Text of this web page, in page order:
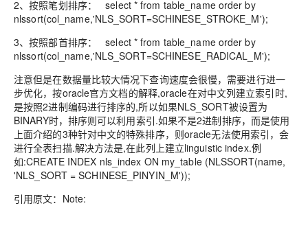
2、按照笔划排序： select * from table_name order by
nlssort(col_name,'NLS_SORT=SCHINESE_STROKE_M');
3、按照部首排序： select * from table_name order by
nlssort(col_name,'NLS_SORT=SCHINESE_RADICAL_M');
注意但是在数据量比较大情况下查询速度会很慢，需要进行进一
步优化，按oracle官方文档的解释,oracle在对中文列建立索引时,
是按照2进制编码进行排序的,所以如果NLS_SORT被设置为
BINARY时，排序则可以利用索引.如果不是2进制排序，而是使用
上面介绍的3种针对中文的特殊排序，则oracle无法使用索引，会
进行全表扫描.解决方法是,在此列上建立linguistic index.例
如:CREATE INDEX nls_index ON my_table (NLSSORT(name,
'NLS_SORT = SCHINESE_PINYIN_M'));
引用原文：Note: